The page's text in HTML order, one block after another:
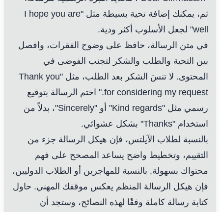
ثم، يمكنك إضافة تحية بسيطة مثل "I hope you are
well" لجعل الأسلوب أكثر ودية.
في متن الرسالة، حافظ على وضوح الفقرات، وافصل
بين التحية والطلب والشكر لتجنب الفوضى في
المحتوى. لا تنسَ الشكر بعد الطلب، مثل "Thank you
for considering my request." اختم الرسالة بتوقيع
رسمي مثل "Kind regards" أو "Sincerely"، بدلاً من
استخدام "Thanks" بشكل عشوائي.
بالنسبة لطلاب الآيلتس، فإن هيكل الرسالة جزء من
التقييم، وتخطيط واضح يساعد المصحح على فهم
محتواك بسهولة. بالنسبة للمهاجرين أو الطلاب الدوليين،
فإن هيكل الرسالة المنظم يعكس موقفك المهني. حاول
كتابة رسالة كاملة وفقًا لهذه النصائح، وستجد أن